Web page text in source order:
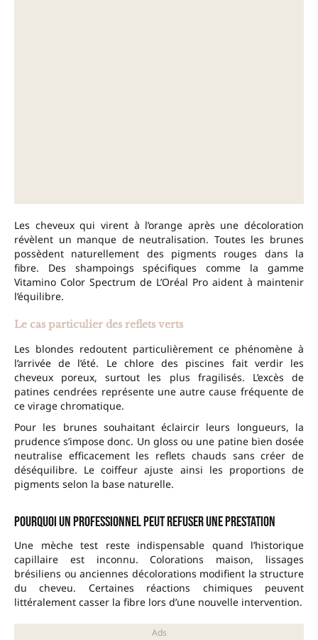
Les cheveux qui virent à l’orange après une décoloration
révèlent un manque de neutralisation. Toutes les brunes
possèdent naturellement des pigments rouges dans la
fibre. Des shampoings spécifiques comme la gamme
Vitamino Color Spectrum de L’Oréal Pro aident à maintenir
l’équilibre.
Le cas particulier des reflets verts
Les blondes redoutent particulièrement ce phénomène à
l’arrivée de l’été. Le chlore des piscines fait verdir les
cheveux poreux, surtout les plus fragilisés. L’excès de
patines cendrées représente une autre cause fréquente de
ce virage chromatique.
Pour les brunes souhaitant éclaircir leurs longueurs, la
prudence s’impose donc. Un gloss ou une patine bien dosée
neutralise efficacement les reflets chauds sans créer de
déséquilibre. Le coiffeur ajuste ainsi les proportions de
pigments selon la base naturelle.
Pourquoi un professionnel peut refuser une prestation
Une mèche test reste indispensable quand l’historique
capillaire est inconnu. Colorations maison, lissages
brésiliens ou anciennes décolorations modifient la structure
du cheveu. Certaines réactions chimiques peuvent
littéralement casser la fibre lors d’une nouvelle intervention.